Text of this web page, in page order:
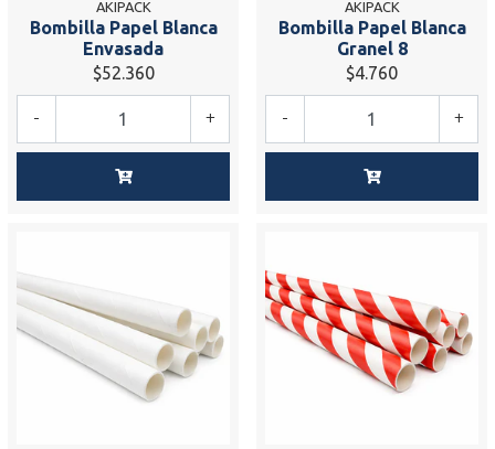
AKIPACK
Bombilla Papel Blanca
Envasada
$52.360
+
-
AKIPACK
Bombilla Papel Blanca
Granel 8
$4.760
+
-